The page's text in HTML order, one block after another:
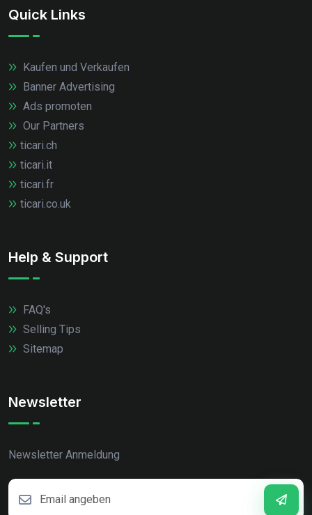
Quick Links
Kaufen und Verkaufen
Banner Advertising
Ads promoten
Our Partners
ticari.ch
ticari.it
ticari.fr
ticari.co.uk
Help & Support
FAQ's
Selling Tips
Sitemap
Newsletter
Newsletter Anmeldung